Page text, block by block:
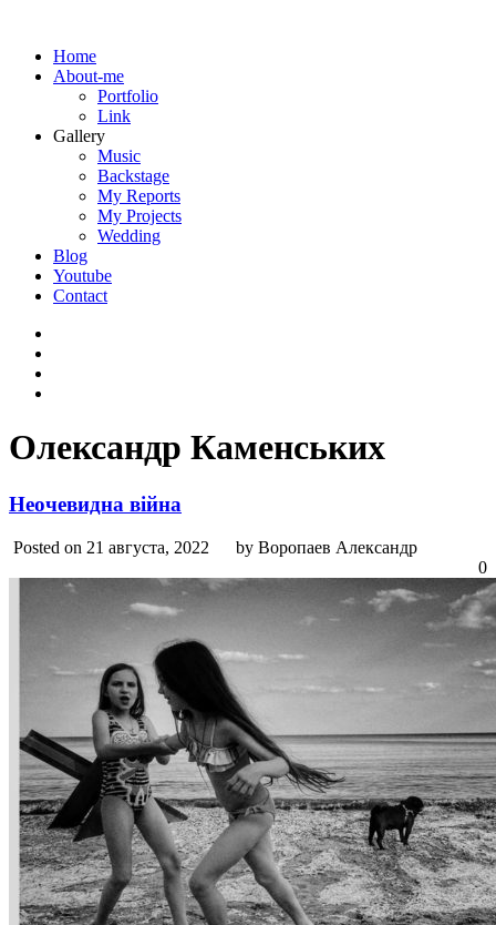
Home
About-me
Portfolio
Link
Gallery
Music
Backstage
My Reports
My Projects
Wedding
Blog
Youtube
Contact
Олександр Каменських
Неочевидна війна
Posted on 21 августа, 2022
by Воропаев Александр
0